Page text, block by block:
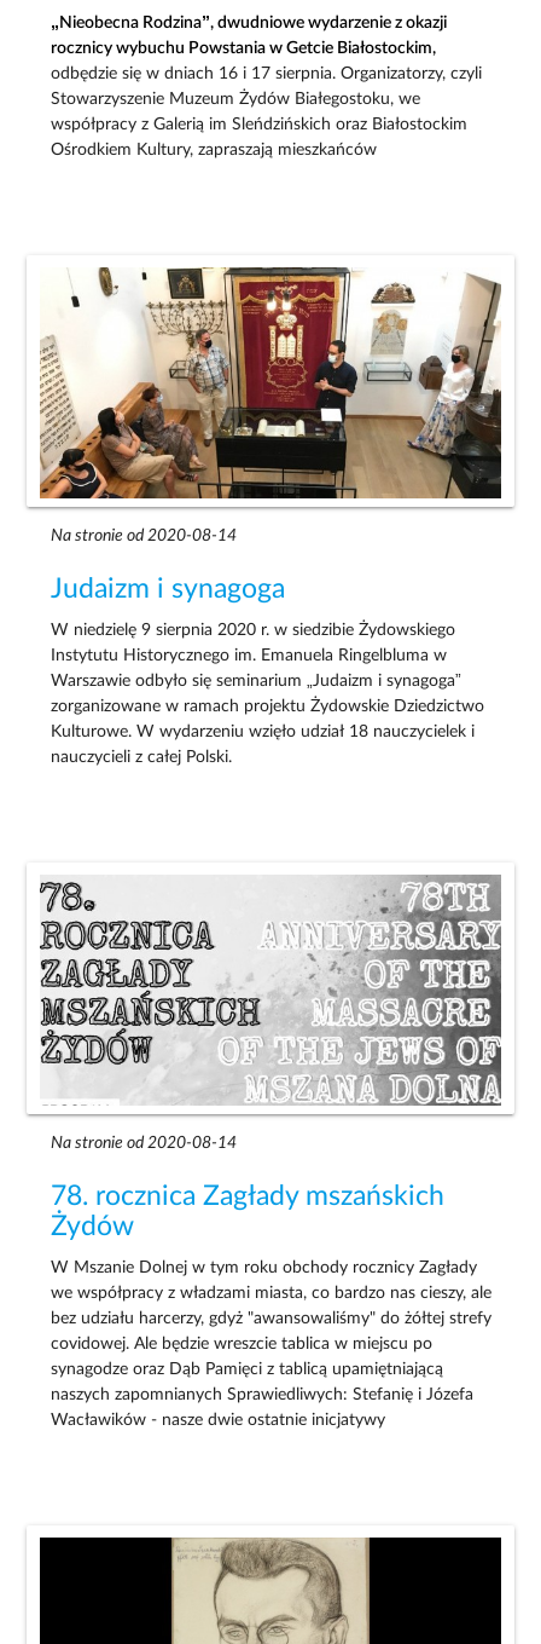
„Nieobecna Rodzina”, dwudniowe wydarzenie z okazji
rocznicy wybuchu Powstania w Getcie Białostockim,
odbędzie się w dniach 16 i 17 sierpnia. Organizatorzy, czyli
Stowarzyszenie Muzeum Żydów Białegostoku, we
współpracy z Galerią im Sleńdzińskich oraz Białostockim
Ośrodkiem Kultury, zapraszają mieszkańców
Na stronie od 2020-08-14
Judaizm i synagoga
W niedzielę 9 sierpnia 2020 r. w siedzibie Żydowskiego
Instytutu Historycznego im. Emanuela Ringelbluma w
Warszawie odbyło się seminarium „Judaizm i synagoga”
zorganizowane w ramach projektu Żydowskie Dziedzictwo
Kulturowe. W wydarzeniu wzięło udział 18 nauczycielek i
nauczycieli z całej Polski.
Na stronie od 2020-08-14
78. rocznica Zagłady mszańskich
Żydów
W Mszanie Dolnej w tym roku obchody rocznicy Zagłady
we współpracy z władzami miasta, co bardzo nas cieszy, ale
bez udziału harcerzy, gdyż "awansowaliśmy" do żółtej strefy
covidowej. Ale będzie wreszcie tablica w miejscu po
synagodze oraz Dąb Pamięci z tablicą upamiętniającą
naszych zapomnianych Sprawiedliwych: Stefanię i Józefa
Wacławików - nasze dwie ostatnie inicjatywy